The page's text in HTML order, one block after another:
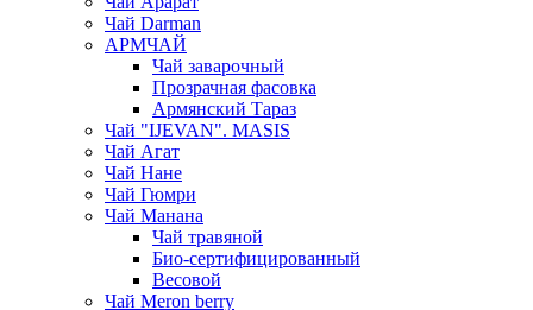
Чай Darman
АРМЧАЙ
Чай заварочный
Прозрачная фасовка
Армянский Тараз
Чай "IJEVAN". MASIS
Чай Агат
Чай Нане
Чай Гюмри
Чай Манана
Чай травяной
Био-сертифицированный
Весовой
Чай Meron berry